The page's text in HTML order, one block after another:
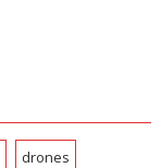
drones